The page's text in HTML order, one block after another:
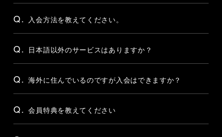
Q. 入会方法を教えてください。
Q. 日本語以外のサービスはありますか？
Q. 海外に住んでいるのですが入会はできますか？
Q. 会員特典を教えてください